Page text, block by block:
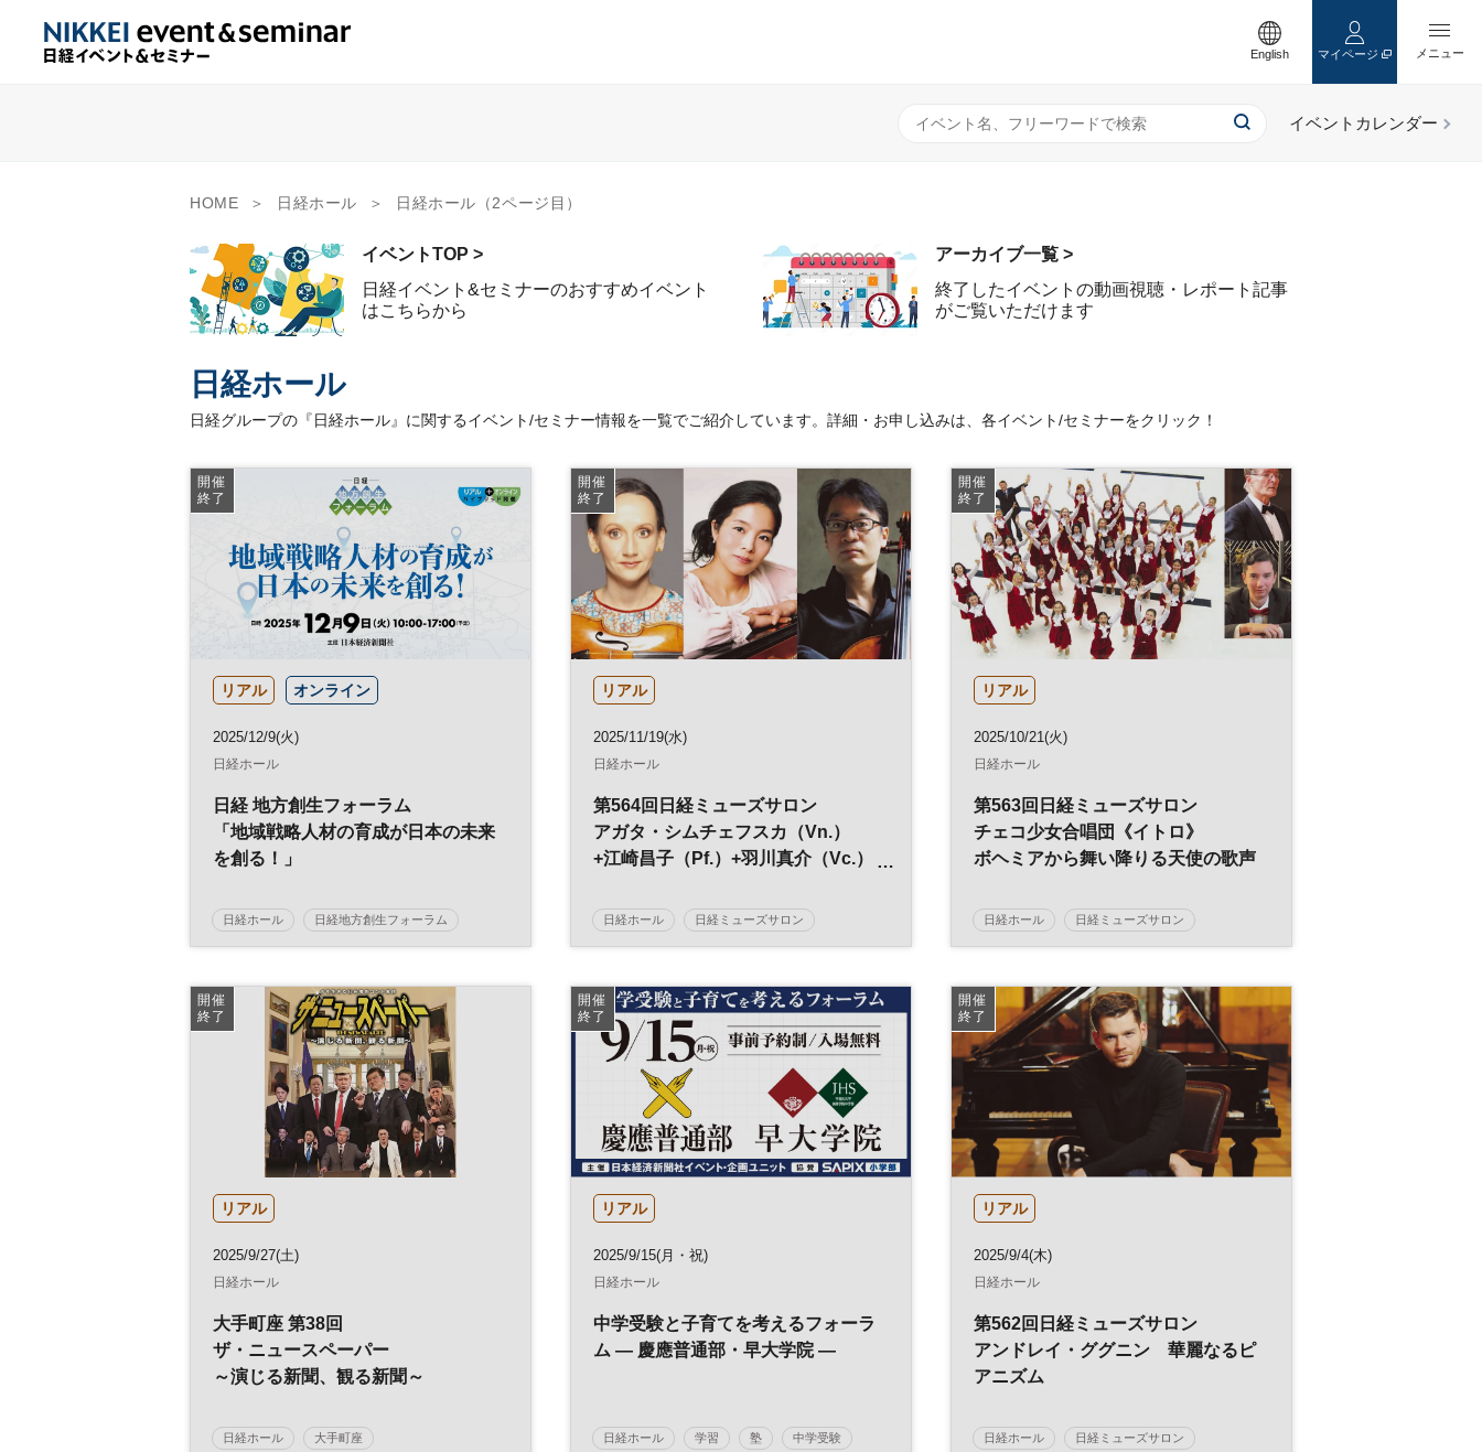
English マイページ
HOME 日経ホール 日経ホール（2ページ目）
イベントTOP >
日経イベント&セミナーのおすすめイベント
はこちらから
アーカイブ一覧 >
終了したイベントの動画視聴・レポート記事
がご覧いただけます
日経ホール
日経グループの『日経ホール』に関するイベント/セミナー情報を一覧でご紹介しています。詳細・お申し込みは、各イベント/セミナーをクリック！
開催
終了
リアル オンライン
2025/12/9(火)
日経ホール
日経 地方創生フォーラム
「地域戦略人材の育成が日本の未来
を創る！」
日経ホール 日経地方創生フォーラム
参加無料
開催
終了
リアル
2025/11/19(水)
日経ホール
第564回日経ミューズサロン
アガタ・シムチェフスカ（Vn.）
+江崎昌子（Pf.）+羽川真介（Vc.）
ド名曲の夕べ」
日経ホール 日経ミューズサロン
開催
終了
リアル
2025/10/21(火)
日経ホール
第563回日経ミューズサロン
チェコ少女合唱団《イトロ》
ボヘミアから舞い降りる天使の歌声
日経ホール 日経ミューズサロン
開催
終了
リアル
2025/9/27(土)
日経ホール
大手町座 第38回
ザ・ニュースペーパー
～演じる新聞、観る新聞～
日経ホール 大手町座
開催
終了
リアル
2025/9/15(月・祝)
日経ホール
中学受験と子育てを考えるフォーラ
ム ― 慶應普通部・早大学院 ―
日経ホール 学習 塾 中学受験
開催
終了
リアル
2025/9/4(木)
日経ホール
第562回日経ミューズサロン
アンドレイ・ググニン 華麗なるピ
アニズム
日経ホール 日経ミューズサロン